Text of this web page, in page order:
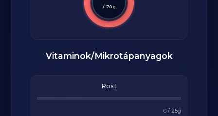
/ 70g
Vitaminok/Mikrotápanyagok
Rost
0/ 25g